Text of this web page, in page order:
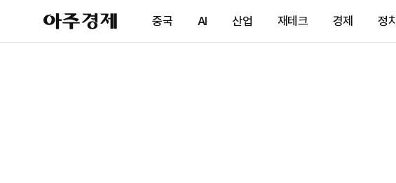
아
주
제
중국 AI 산업 재테크 경제 정치